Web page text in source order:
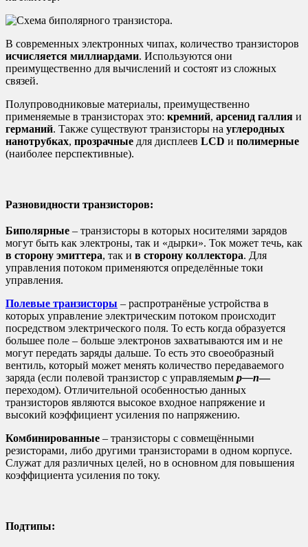
В современных электронных чипах, количество транзисторов
исчисляется миллиардами. Используются они
преимущественно для вычислений и состоят из сложных
связей.
Полупроводниковые материалы, преимущественно
применяемые в транзисторах это: кремний, арсенид галлия и
германий. Также существуют транзисторы на углеродных
нанотрубках, прозрачные для дисплеев LCD и полимерные
(наиболее перспективные).
Разновидности транзисторов:
Биполярные – транзисторы в которых носителями зарядов
могут быть как электроны, так и «дырки». Ток может течь, как
в сторону эмиттера, так и в сторону коллектора. Для
управления потоком применяются определённые токи
управления.
Полевые транзисторы – распротранёные устройства в
которых управление электрическим потоком происходит
посредством электрического поля. То есть когда образуется
большее поле – больше электронов захватываются им и не
могут передать заряды дальше. То есть это своеобразный
вентиль, который может менять количество передаваемого
заряда (если полевой транзистор с управляемым p—n—
переходом). Отличительной особенностью данных
транзисторов являются высокое входное напряжение и
высокий коэффи­циент усиления по напряжению.
Комбинированные – транзисторы с совмещёнными
резисторами, либо другими транзисторами в одном корпусе.
Служат для различных целей, но в основном для повышения
коэффициента усиления по току.
Подтипы: